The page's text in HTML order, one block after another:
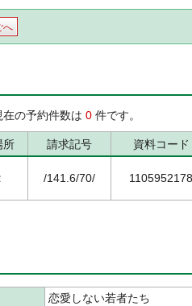
へ
の予約件数は 0 件です。
所 請求記号 資料コード
/141.6/70/ 1105952178
恋愛しない若者たち